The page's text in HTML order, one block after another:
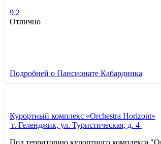
9.2
Отлично
Подробней о Пансионате Кабардинка
Курортный комплекс «Orchestra Horizont»
г. Геленджик, ул. Туристическая, д. 4
Под территорию курортного комплекса